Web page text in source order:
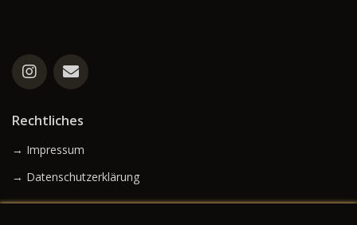
Rechtliches
→ Impressum
→ Datenschutzerklärung